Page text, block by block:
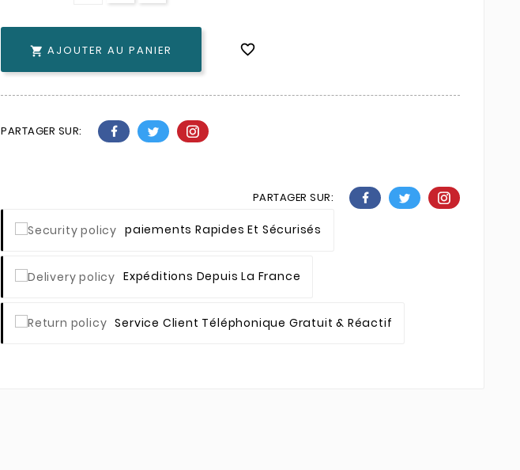
 AJOUTER AU PANIER 
PARTAGER SUR:
PARTAGER SUR:
Paiements Rapides Et Sécurisés
Expéditions Depuis La France
Service Client Téléphonique Gratuit & Réactif